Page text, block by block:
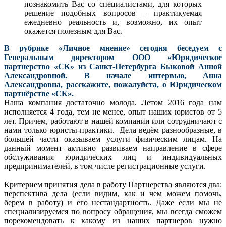
познакомить Вас со специалистами, для которых
решение подобных вопросов – практикуемая
ежедневно реальность и, возможно, их опыт
окажется полезным для Вас.
В рубрике «Личное мнение» сегодня беседуем с
Генеральным директором ООО «Юридическое
партнерство «СК» из Санкт-Петербурга Быковой Анной
Александровной. В начале интервью, Анна
Александровна, расскажите, пожалуйста, о Юридическом
партнёрстве «СК».
Наша компания достаточно молода. Летом 2016 года нам
исполняется 4 года, тем не менее, опыт наших юристов от 5
лет. Причем, работают в нашей компании или сотрудничают с
нами только юристы-практики. Дела ведём разнообразные, в
большей части оказываем услуги физическим лицам. На
данный момент активно развиваем направление в сфере
обслуживания юридических лиц и индивидуальных
предпринимателей, в том числе регистрационные услуги.
Критерием принятия дела в работу Партнерства являются два:
перспектива дела (если видим, как и чем можем помочь,
берем в работу) и его нестандартность. Даже если мы не
специализируемся по вопросу обращения, мы всегда сможем
порекомендовать к какому из наших партнеров нужно